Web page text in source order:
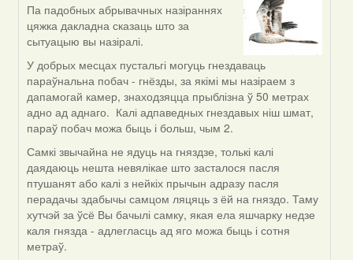
In
reply
to
by
ZNR
Па падобных абрывачных назіраннях
цяжка дакладна сказаць што за
сытуацыю вы назіралі.
У добрых месцах пустальгі могуць гнездаваць
параўнальна побач - гнёзды, за якімі мы назіраем з
дапамогай камер, знаходзяцца прыблізна ў 50 метрах
адно ад аднаго. Калі адпаведных гнездавых ніш шмат,
параў побач можа быць і больш, чым 2.
Самкі звычайна не ядуць на гняздзе, толькі калі
даядаюць нешта невялікае што засталося пасля
птушанят або калі з нейкіх прычын адразу пасля
перадачы здабычы самцом ляцяць з ёй на гняздо. Таму
хутчэй за ўсё Вы бачылі самку, якая ела яшчарку недзе
каля гнязда - адлегласць ад яго можа быць і сотня
метраў.